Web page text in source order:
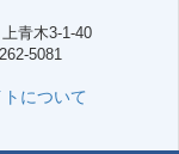
上青木3-1-40
5081
について